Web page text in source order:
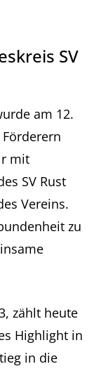
SV
am 12.
mit
SV Rust
Vereins.
zu
zählt heute
Highlight in
in die